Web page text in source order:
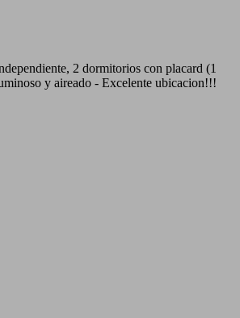
2 dormitorios con placard (1
y aireado - Excelente ubicacion!!!